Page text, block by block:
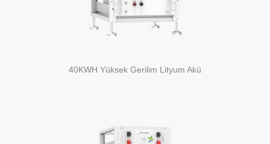
40KWH Yüksek Gerilim Lityum Akü